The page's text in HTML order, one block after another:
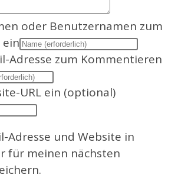
oder Benutzernamen zum
Adresse zum Kommentieren
URL ein (optional)
Adresse und Website in
für meinen nächsten